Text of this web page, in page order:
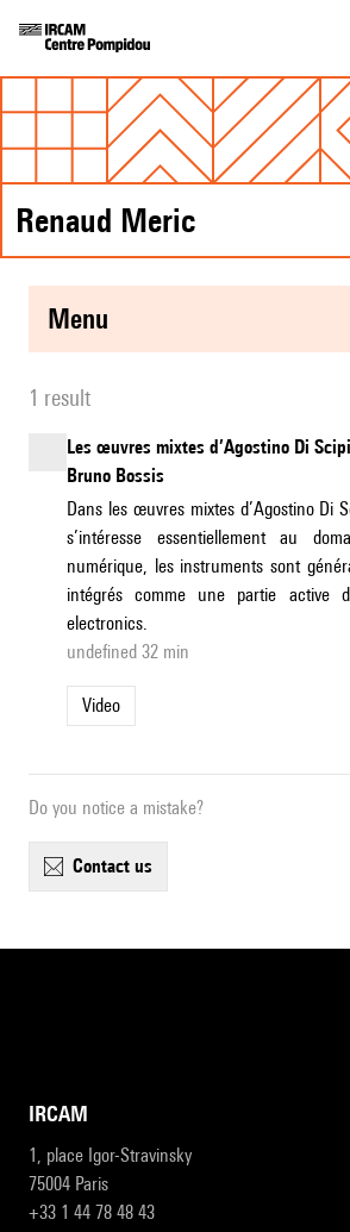
Renaud Meric
menu
1 result
Les œuvres mixtes d’Agostino Di
Bruno Bossis
Dans les œuvres mixtes d’Agostino Di
s’intéresse essentiellement au
numérique, les instruments sont
intégrés comme une partie active
electronics.
undefined 32 min
Video
Do you notice a mistake?
contact us
IRCAM
1, place Igor-Stravinsky
75004 Paris
+33 1 44 78 48 43